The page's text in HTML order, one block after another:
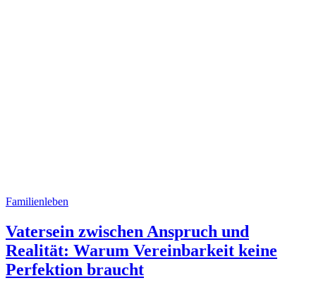
Familienleben
Vatersein zwischen Anspruch und
Realität: Warum Vereinbarkeit keine
Perfektion braucht